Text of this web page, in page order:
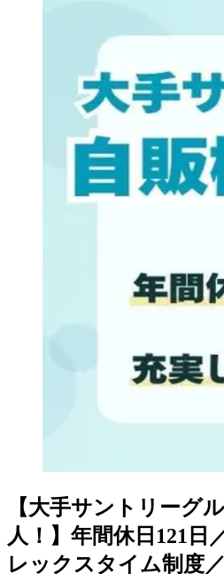
【大手サントリーグ
人！】年間休日121日
レックスタイム制度